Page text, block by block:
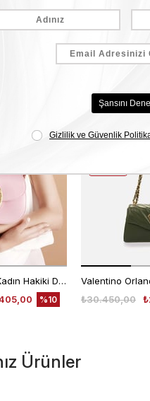
Valentino Orlandi Kadın Hakiki Deri Pembe Omuz Çantası
%10 ₺30.450,00
KODUYLA
Ürünler